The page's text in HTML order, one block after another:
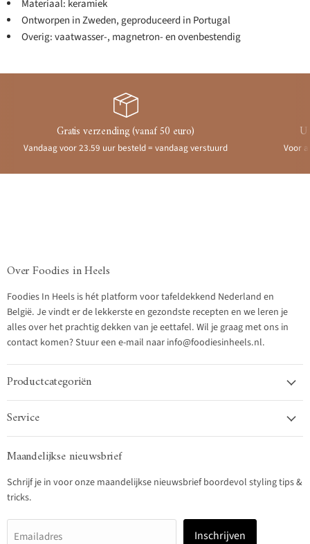
Materiaal: keramiek
Ontworpen in Zweden, geproduceerd in Portugal
Overig: vaatwasser-, magnetron- en ovenbestendig
Gratis verzending (vanaf 50 euro)
Vandaag voor 23.59 uur besteld = vandaag verstuurd Voor
Over Foodies in Heels
Foodies In Heels is hét platform voor tafeldekkend Nederland en
België. Je vindt er de lekkerste en gezondste recepten en we leren je
alles over het prachtig dekken van je eettafel. Wil je graag met ons in
contact komen? Stuur een e-mail naar info@foodiesinheels.nl.
Productcategoriën
Service
Maandelijkse nieuwsbrief
Schrijf je in voor onze maandelijkse nieuwsbrief boordevol styling tips &
tricks.
Emailadres Inschrijven